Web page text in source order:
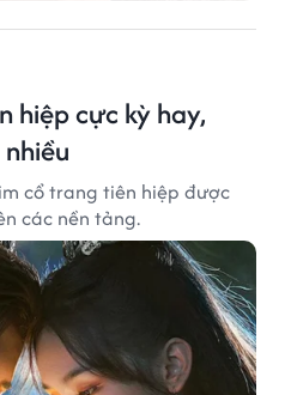
hiệp cực kỳ hay,
cổ trang tiên hiệp được
các nền tảng.